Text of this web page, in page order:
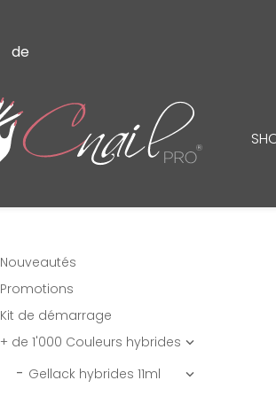
de
Nouveautés
Promotions
Kit de démarrage
+ de 1'000 Couleurs hybrides 
Gellack hybrides 11ml 